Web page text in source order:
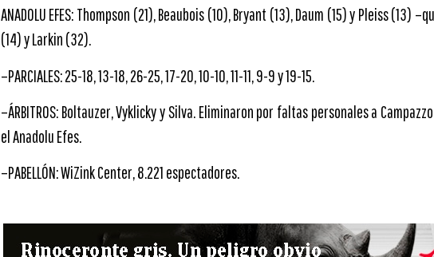
ANADOLU EFES: Thompson (21), Beaubois (10), Bryant (13), Daum (15) y Pleiss (13)
(14) y Larkin (32).
–PARCIALES: 25-18, 13-18, 26-25, 17-20, 10-10, 11-11, 9-9 y 19-15.
–ÁRBITROS: Boltauzer, Vyklicky y Silva. Eliminaron por faltas personales a
el Anadolu Efes.
–PABELLÓN: WiZink Center, 8.221 espectadores.